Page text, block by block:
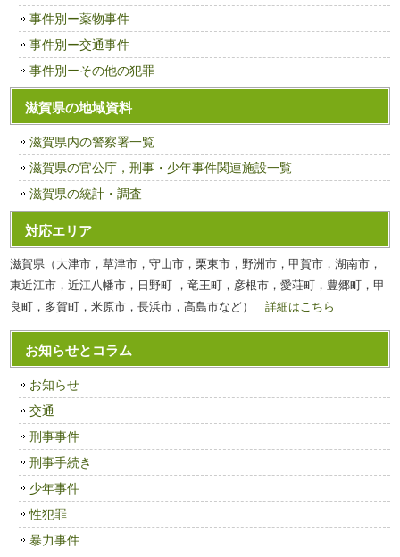
事件別ー薬物事件
事件別ー交通事件
事件別ーその他の犯罪
滋賀県の地域資料
滋賀県内の警察署一覧
滋賀県の官公庁，刑事・少年事件関連施設一覧
滋賀県の統計・調査
対応エリア
滋賀県（大津市，草津市，守山市，栗東市，野洲市，甲賀市，湖南市，
東近江市，近江八幡市，日野町 ，竜王町，彦根市，愛荘町，豊郷町，甲
良町，多賀町，米原市，長浜市，高島市など）詳細はこちら
お知らせとコラム
お知らせ
交通
刑事事件
刑事手続き
少年事件
性犯罪
暴力事件